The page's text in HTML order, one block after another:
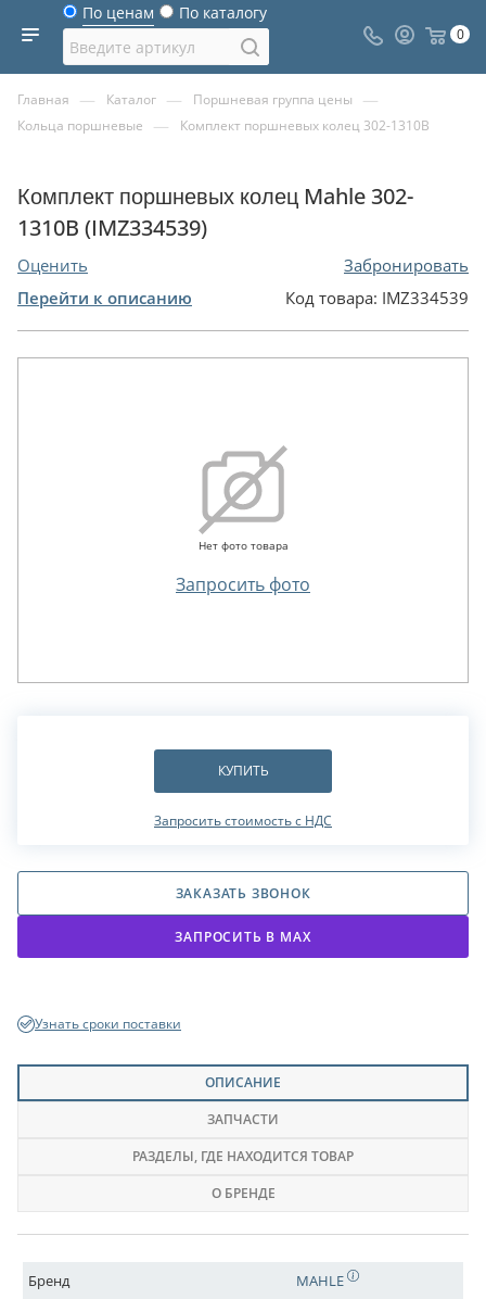
По ценам По каталогу
0
Главная — Каталог — Поршневая группа цены —
Кольца поршневые — Комплект поршневых колец 302-1310B
Комплект поршневых колец Mahle 302-
1310B (IMZ334539)
Оценить
Забронировать
Перейти к описанию
Код товара: IMZ334539
Нет фото товара
Запросить фото
КУПИТЬ
Запросить стоимость с НДС
ЗАКАЗАТЬ ЗВОНОК
ЗАПРОСИТЬ В МАХ
Узнать сроки поставки
ОПИСАНИЕ
ЗАПЧАСТИ
РАЗДЕЛЫ, ГДЕ НАХОДИТСЯ ТОВАР
О БРЕНДЕ
Бренд
MAHLE